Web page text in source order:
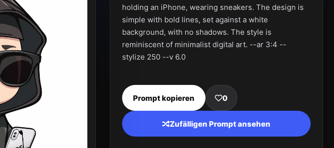
holding an iPhone, wearing sneakers. The design is
simple with bold lines, set against a white
background, with no shadows. The style is
reminiscent of minimalist digital art. --ar 3:4 --
stylize 250 --v 6.0
Prompt kopieren 0
Zufälligen Prompt ansehen